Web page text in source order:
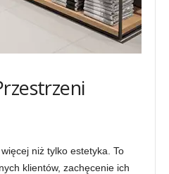
niż tylko estetyka. To
klientów, zachęcenie ich